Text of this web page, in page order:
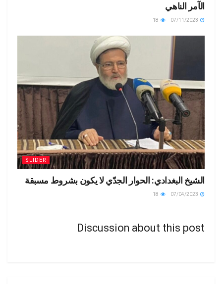
الآمر الناهي
SLIDER
الشيخ البغدادي: الحوار الجدّي لا يكون بشروط مسبقة
Discussion about this post